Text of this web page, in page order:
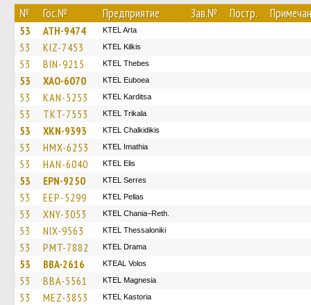
№ Гос.№ Предприятие Зав.№ Постр.
53 ATH-9474 KTEL Arta
53 KIZ-7453 KTEL Kilkis
53 BIN-9215 KTEL Thebes
53 XAO-6070 ΚΤΕL Euboea
53 KAN-5253 ΚΤΕL Karditsa
53 TKT-7553 ΚΤΕL Τrikala
53 XKN-9393 ΚΤΕL Chalkidikis
53 HMX-6253 KTEL Imathia
53 HAN-6040 KTEL Elis
53 EPN-9250 KTEL Serres
53 EEP-5299 KTEL Pellas
53 XNY-3053 KTEL Chania–Reth.
53 NIX-9563 KTEL Thessaloniki
53 PMT-7882 KTEL Drama
53 BBA-2616 KTEAL Volos
53 BBA-5561 ΚΤΕL Magnesia
53 MEZ-3853 KTEL Kastoria